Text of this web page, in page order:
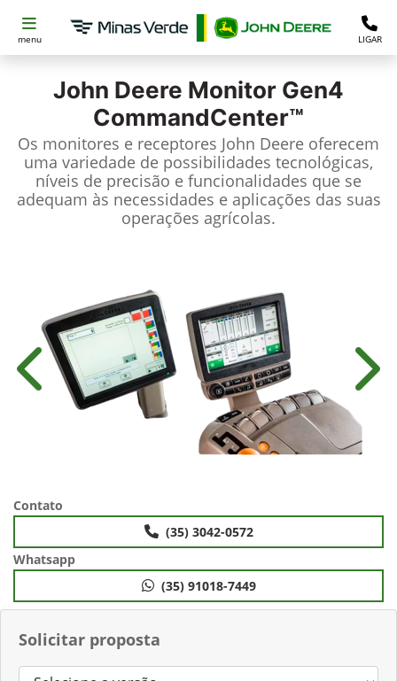
menu LIGAR
John Deere Monitor Gen4
CommandCenter™
Os monitores e receptores John Deere oferecem
uma variedade de possibilidades tecnológicas,
níveis de precisão e funcionalidades que se
adequam às necessidades e aplicações das suas
operações agrícolas.
Solicitar proposta
Anterior
Contato
(35) 3042-0572
Whatsapp
(35) 91018-7449